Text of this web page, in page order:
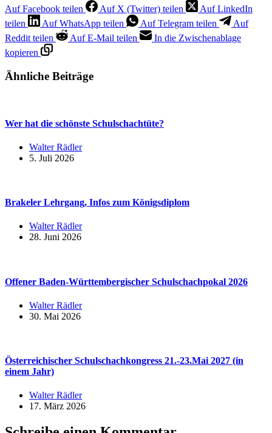
Auf Facebook teilen
Auf X (Twitter) teilen
Auf LinkedIn
teilen
Auf WhatsApp teilen Auf Telegram teilen
Auf
Reddit teilen
Auf E-Mail teilen
In die Zwischenablage
kopieren
Ähnliche Beiträge
Wer hat die schönste Schulschachtüte?
Walter Rädler
5. Juli 2026
Brakeler Lehrgang, Infos zum Königsdiplom
Walter Rädler
28. Juni 2026
Offener Baden-Württembergischer Schulschachpokal 2026
Walter Rädler
30. Mai 2026
Österreichischer Schulschachkongress 21.-23.Mai 2027 (in
einem Jahr)
Walter Rädler
17. März 2026